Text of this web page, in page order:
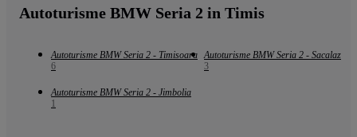
Autoturisme BMW Seria 2 in Timis
Autoturisme BMW Seria 2 - Timisoara
6
Autoturisme BMW Seria 2 - Sacalaz
3
Autoturisme BMW Seria 2 - Jimbolia
1